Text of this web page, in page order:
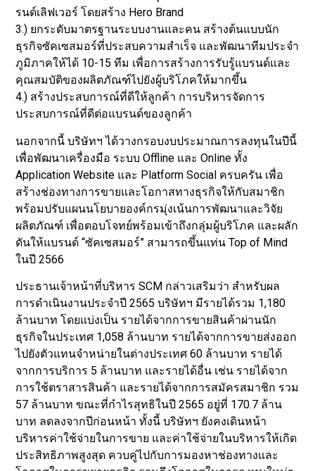
รนด์เลิฟเวอร์ โดยสร้าง Hero Brand
3.) ยกระดับมาตรฐานระบบงานและคน สร้างต้นแบบนัก
ธุรกิจซัคเซสมอร์ที่ประสบความสำเร็จ และพัฒนาทีมประจำ
ภูมิภาคให้ได้ 10-15 ทีม เพื่อการสร้างการรับรู้แบรนด์และ
คุณสมบัติของผลิตภัณฑ์ไปยังผู้บริโภคให้มากขึ้น
4.) สร้างประสบการณ์ที่ดีให้ลูกค้า การบริหารจัดการ
ประสบการณ์ที่ดีต่อแบรนด์ของลูกค้า
นอกจากนี้ บริษัทฯ ได้วางกรอบงบประมาณการลงทุนในปีนี้
เพื่อพัฒนาเครื่องมือ ระบบ Offline และ Online ทั้ง
Application Website และ Platform Social ครบครัน เพื่อ
สร้างช่องทางการขายและโอกาสทางธุรกิจให้กับสมาชิก
พร้อมปรับแผนนโยบายองค์กรมุ่งเน้นการพัฒนาและวิจัย
ผลิตภัณฑ์ เพื่อตอบโจทย์พร้อมเข้าถึงกลุ่มผู้บริโภค และผลัก
ดันให้แบรนด์ “ซัคเซสมอร์” สามารถขึ้นแท่น Top of Mind
ในปี 2566
ประธานเจ้าหน้าที่บริหาร SCM กล่าวเสริมว่า สำหรับผล
การดำเนินงานประจำปี 2565 บริษัทฯ มีรายได้รวม 1,180
ล้านบาท โดยแบ่งเป็น รายได้จากการขายสินค้าผ่านนัก
ธุรกิจในประเทศ 1,058 ล้านบาท รายได้จากการขายส่งออก
ไปยังตัวแทนจำหน่ายในต่างประเทศ 60 ล้านบาท รายได้
จากการบริการ 5 ล้านบาท และรายได้อื่น เช่น รายได้จาก
การใช้ตราสารสินค้า และรายได้จากการสมัครสมาชิก รวม
57 ล้านบาท ขณะที่กำไรสุทธิในปี 2565 อยู่ที่ 170.7 ล้าน
บาท ลดลงจากปีก่อนหน้า ทั้งนี้ บริษัทฯ ยังคงเดินหน้า
บริหารค่าใช้จ่ายในการขาย และค่าใช้จ่ายในบริหารให้เกิด
ประสิทธิภาพสูงสุด ควบคู่ไปกับการมองหาช่องทางและ